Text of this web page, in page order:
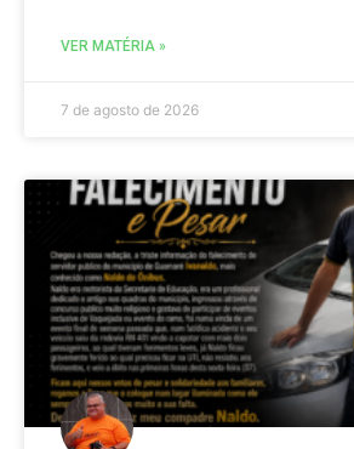
VER MATÉRIA »
7 de agosto de 2026